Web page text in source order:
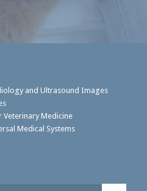
and Ultrasound Images
Medicine
Medical Systems